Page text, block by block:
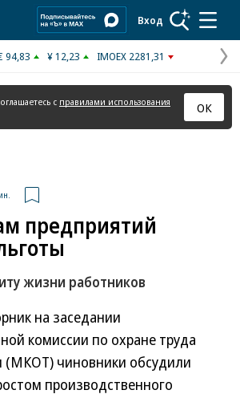
Вход
94,83 ¥ 12,23 IMOEX 2281,31
с правилами использования
ОК
предприятий
жизни работников
на заседании
комиссии по охране труда
(МКОТ) чиновники обсудили
производственного